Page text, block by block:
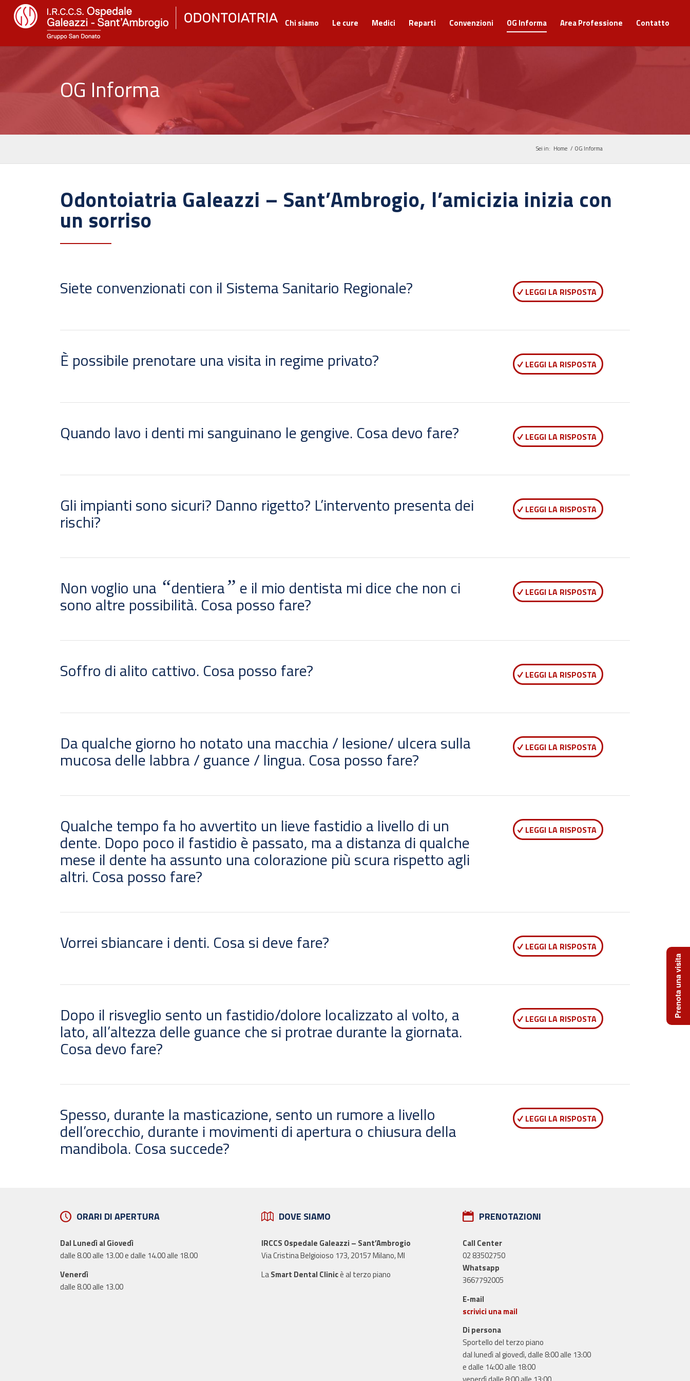
Chi siamo Le cure Medici Reparti Convenzioni OG Informa Area Professione Contatto
OG Informa
Sei in: Home / OG Informa
Odontoiatria Galeazzi – Sant’Ambrogio, l’amicizia inizia con
un sorriso
Siete convenzionati con il Sistema Sanitario Regionale? LEGGI LA RISPOSTA
È possibile prenotare una visita in regime privato? LEGGI LA RISPOSTA
Quando lavo i denti mi sanguinano le gengive. Cosa devo fare? LEGGI LA RISPOSTA
Gli impianti sono sicuri? Danno rigetto? L’intervento presenta dei
rischi?
LEGGI LA RISPOSTA
Non voglio una “dentiera” e il mio dentista mi dice che non ci
sono altre possibilità. Cosa posso fare?
LEGGI LA RISPOSTA
Soffro di alito cattivo. Cosa posso fare? LEGGI LA RISPOSTA
Da qualche giorno ho notato una macchia / lesione/ ulcera sulla
mucosa delle labbra / guance / lingua. Cosa posso fare?
LEGGI LA RISPOSTA
Qualche tempo fa ho avvertito un lieve fastidio a livello di un
dente. Dopo poco il fastidio è passato, ma a distanza di qualche
mese il dente ha assunto una colorazione più scura rispetto agli
altri. Cosa posso fare?
LEGGI LA RISPOSTA
Vorrei sbiancare i denti. Cosa si deve fare? LEGGI LA RISPOSTA
Dopo il risveglio sento un fastidio/dolore localizzato al volto, a
lato, all’altezza delle guance che si protrae durante la giornata.
Cosa devo fare?
LEGGI LA RISPOSTA
Spesso, durante la masticazione, sento un rumore a livello
dell’orecchio, durante i movimenti di apertura o chiusura della
mandibola. Cosa succede?
LEGGI LA RISPOSTA
ORARI DI APERTURA
Dal Lunedì al Giovedì
dalle 8.00 alle 13.00 e dalle 14.00 alle 18.00
Venerdì
dalle 8.00 alle 13.00
DOVE SIAMO
IRCCS Ospedale Galeazzi – Sant’Ambrogio
Via Cristina Belgioioso 173, 20157 Milano, MI
LaSmart Dental Clinicè al terzo piano
PRENOTAZIONI
Call Center
02 83502750
Whatsapp
3667792005
E-mail
scrivici una mail
Di persona
Sportello del terzo piano
dal lunedì al giovedì, dalle 8:00 alle 13:00
e dalle 14:00 alle 18:00
Prenota una visita